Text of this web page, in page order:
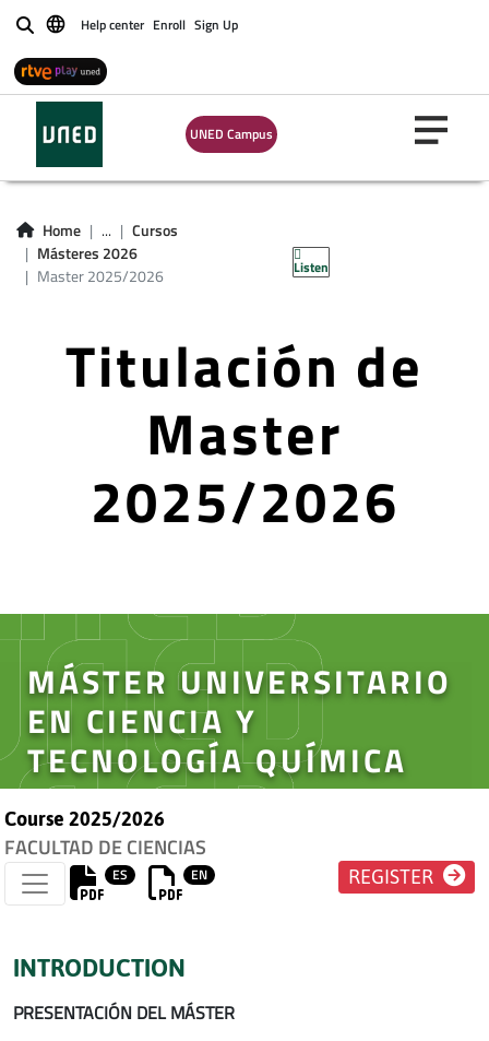
BuscarHelp center Enroll Sign Up
UNED Campus
Home ...
Cursos
Másteres 2026
Master 2025/2026
Listen
Titulación de
Master
2025/2026
MÁSTER UNIVERSITARIO
EN CIENCIA Y
TECNOLOGÍA QUÍMICA
Course 2025/2026
FACULTAD DE CIENCIAS
ES EN REGISTER
INTRODUCTION
PRESENTACIÓN DEL MÁSTER